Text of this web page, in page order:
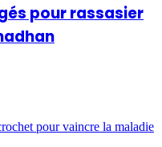
pour rassasier